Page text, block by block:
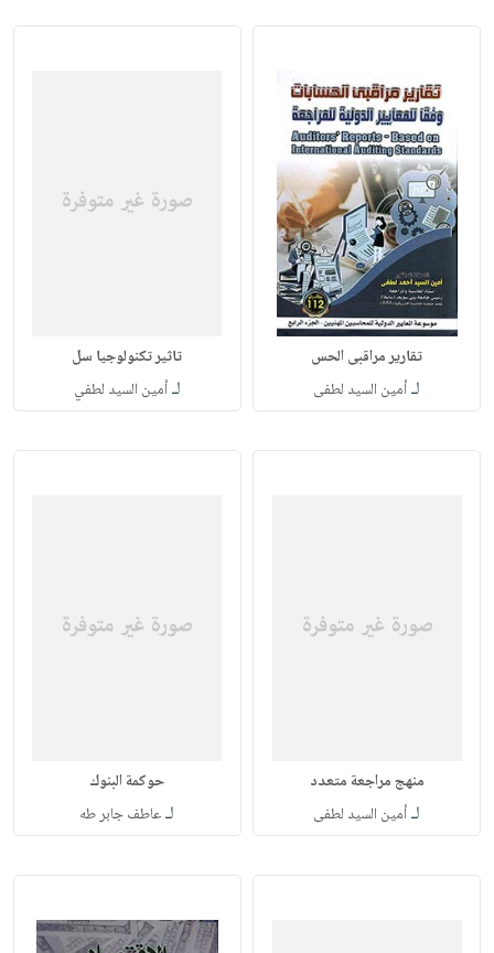
تقارير مراقبى الحس
لـأمين السيد لطفى
تاثير تكنولوجيا سل
لـأمين السيد لطفي
منهج مراجعة متعدد
لـأمين السيد لطفى
حوكمة البنوك
لـعاطف جابر طه